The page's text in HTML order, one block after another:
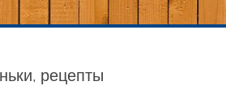
рецепты